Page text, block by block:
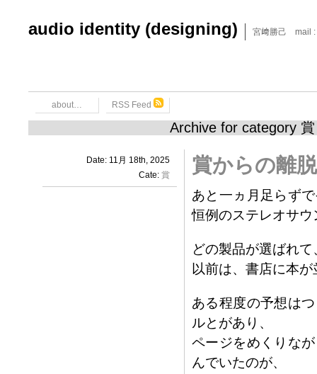
audio identity (designing) 宮﨑勝己 mail :
about… RSS Feed
Archive for category 賞
Date: 11月 18th, 2025
Cate: 賞 賞からの離
あと一ヵ月足らず
恒例のステレオサ
どの製品が選ばれ
以前は、書店に本
ある程度の予想は
ルとがあり、
ページをめくりな
んでいたのが、